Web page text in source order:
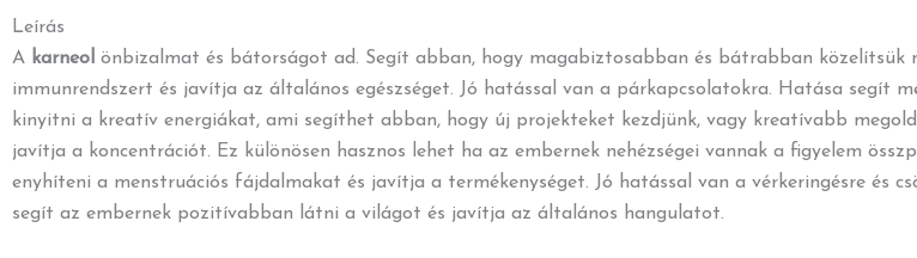
Leírás
A karneol önbizalmat és bátorságot ad. Segít abban, hogy magabiztosabban és bátrabban
immunrendszert és javítja az általános egészséget. Jó hatással van a párkapcsolatokra. Hatása segít
kinyitni a kreatív energiákat, ami segíthet abban, hogy új projekteket kezdjünk, vagy kreatívabb
javítja a koncentrációt. Ez különösen hasznos lehet ha az embernek nehézségei vannak a figyelem
enyhíteni a menstruációs fájdalmakat és javítja a termékenységet. Jó hatással van a vérkeringésre és
segít az embernek pozitívabban látni a világot és javítja az általános hangulatot.